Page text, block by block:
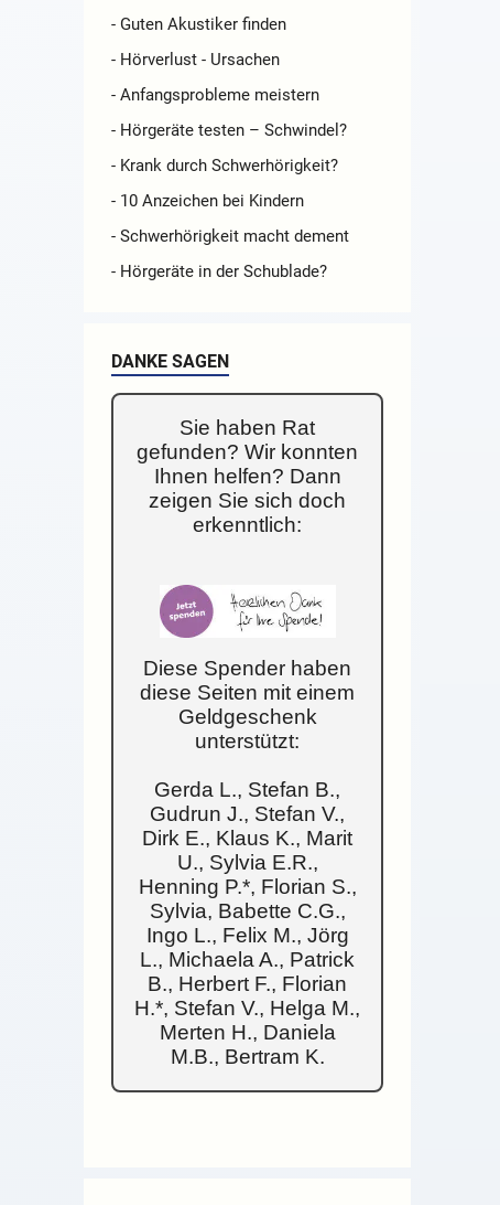
- Guten Akustiker finden
- Hörverlust - Ursachen
- Anfangsprobleme meistern
- Hörgeräte testen – Schwindel?
- Krank durch Schwerhörigkeit?
- 10 Anzeichen bei Kindern
- Schwerhörigkeit macht dement
- Hörgeräte in der Schublade?
DANKE SAGEN
Sie haben Rat
gefunden? Wir konnten
Ihnen helfen? Dann
zeigen Sie sich doch
erkenntlich:
Diese Spender haben
diese Seiten mit einem
Geldgeschenk
unterstützt:
Gerda L., Stefan B.,
Gudrun J., Stefan V.,
Dirk E., Klaus K., Marit
U., Sylvia E.R.,
Henning P.*, Florian S.,
Sylvia, Babette C.G.,
Ingo L., Felix M., Jörg
L., Michaela A., Patrick
B., Herbert F., Florian
H.*, Stefan V., Helga M.,
Merten H., Daniela
M.B., Bertram K.